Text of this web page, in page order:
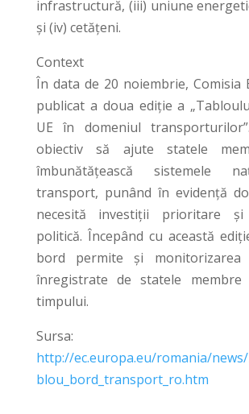
infrastructură, (iii) uniune
și (iv) cetățeni.
Context
În data de 20 noiembrie, Comisia
publicat a doua ediție a
UE în domeniul
obiectiv să ajute statele
îmbunătățească sistemele
transport, punând în evidență
necesită investiții prioritare
politică. Începând cu această
bord permite și monitorizarea
înregistrate de statele membre
timpului.
Sursa:
http://ec.europa.eu/romania/news/
blou_bord_transport_ro.htm